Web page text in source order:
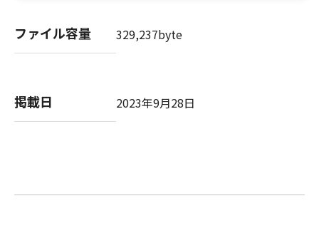
本条項中で使用される"the SOFTWARE"とは、
本契約書中で定義される「本ソフトウェア」を
意味し、指し示すものとします。
10．分離可能性
本契約書のいずれかの条項またはその一部が法
律により無効であると決定された場合でも、そ
ファイル容量 329,237byte
掲載日 2023年9月28日